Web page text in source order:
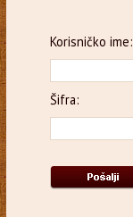
Korisničko ime:
Šifra: